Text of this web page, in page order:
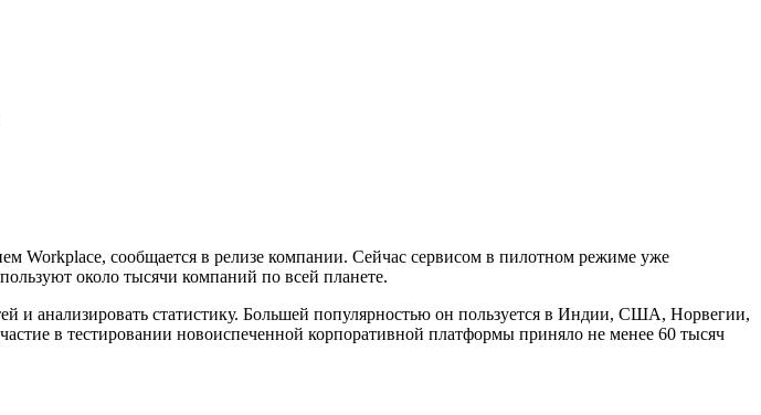
Workplace, сообщается в релизе компании. Сейчас сервисом в пилотном режиме уже
около тысячи компаний по всей планете.
и анализировать статистику. Большей популярностью он пользуется в Индии, США, Норвегии,
в тестировании новоиспеченной корпоративной платформы приняло не менее 60 тысяч